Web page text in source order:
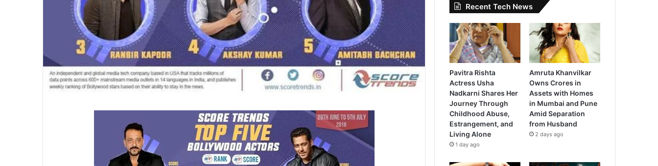
Recent Tech News
Pavitra Rishta
Actress Usha
Nadkarni Shares Her
Journey Through
Childhood Abuse,
Estrangement, and
Living Alone
1 day ago
Amruta Khanvilkar
Owns Crores in
Assets with Homes
in Mumbai and Pune
Amid Separation
from Husband
2 days ago